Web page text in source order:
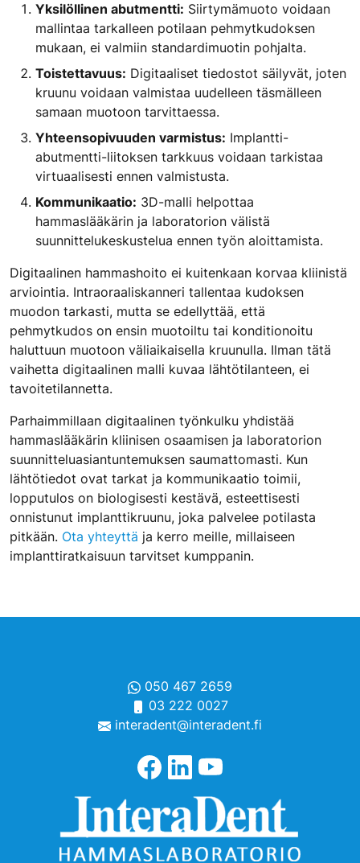
Yksilöllinen abutmentti: Siirtymämuoto voidaan
mallintaa tarkalleen potilaan pehmytkudoksen
mukaan, ei valmiin standardimuotin pohjalta.
Toistettavuus: Digitaaliset tiedostot säilyvät, joten
kruunu voidaan valmistaa uudelleen täsmälleen
samaan muotoon tarvittaessa.
Yhteensopivuuden varmistus: Implantti-
abutmentti-liitoksen tarkkuus voidaan tarkistaa
virtuaalisesti ennen valmistusta.
Kommunikaatio: 3D-malli helpottaa
hammaslääkärin ja laboratorion välistä
suunnittelukeskustelua ennen työn aloittamista.
Digitaalinen hammashoito ei kuitenkaan korvaa kliinistä
arviointia. Intraoraaliskanneri tallentaa kudoksen
muodon tarkasti, mutta se edellyttää, että
pehmytkudos on ensin muotoiltu tai konditionoitu
haluttuun muotoon väliaikaisella kruunulla. Ilman tätä
vaihetta digitaalinen malli kuvaa lähtötilanteen, ei
tavoitetilannetta.
Parhaimmillaan digitaalinen työnkulku yhdistää
hammaslääkärin kliinisen osaamisen ja laboratorion
suunnitteluasiantuntemuksen saumattomasti. Kun
lähtötiedot ovat tarkat ja kommunikaatio toimii,
lopputulos on biologisesti kestävä, esteettisesti
onnistunut implanttikruunu, joka palvelee potilasta
pitkään. Ota yhteyttä ja kerro meille, millaiseen
implanttiratkaisuun tarvitset kumppanin.
050 467 2659
03 222 0027
interadent@interadent.fi